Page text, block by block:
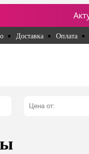
Доставка Оплата